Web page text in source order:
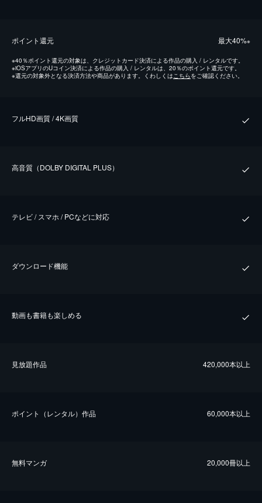
ポイント還元 最⼤40%※
※40％ポイント還元の対象は、クレジットカード決済による作品の購入 / レンタルです。
※iOSアプリのUコイン決済による作品の購入 / レンタルは、20％のポイント還元です。
※還元の対象外となる決済方法や商品があります。くわしくは こちらをご確認ください。
フルHD画質 / 4K画質
⾼⾳質（DOLBY DIGITAL PLUS）
テレビ / スマホ / PCなどに対応
ダウンロード機能
動画も書籍も楽しめる
⾒放題作品 420,000本以上
ポイント（レンタル）作品 60,000本以上
無料マンガ 20,000冊以上